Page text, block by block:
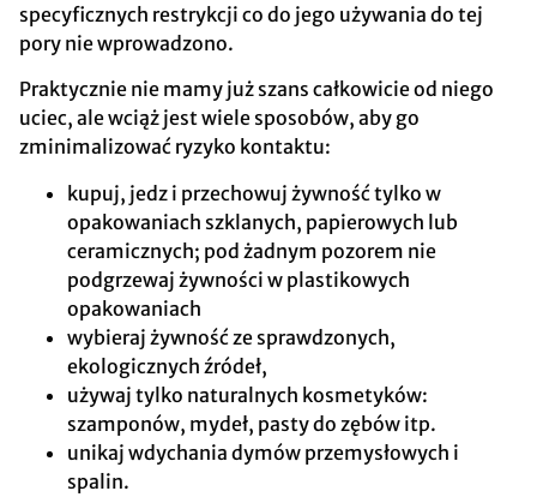
specyficznych restrykcji co do jego używania do tej
pory nie wprowadzono.
Praktycznie nie mamy już szans całkowicie od niego
uciec, ale wciąż jest wiele sposobów, aby go
zminimalizować ryzyko kontaktu:
kupuj, jedz i przechowuj żywność tylko w
opakowaniach szklanych, papierowych lub
ceramicznych; pod żadnym pozorem nie
podgrzewaj żywności w plastikowych
opakowaniach
wybieraj żywność ze sprawdzonych,
ekologicznych źródeł,
używaj tylko naturalnych kosmetyków:
szamponów, mydeł, pasty do zębów itp.
unikaj wdychania dymów przemysłowych i
spalin.